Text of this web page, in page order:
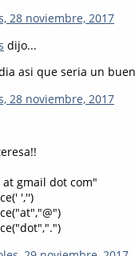
28 noviembre, 2017
dijo...
asi que seria un
28 noviembre, 2017
at gmail dot com"
','')